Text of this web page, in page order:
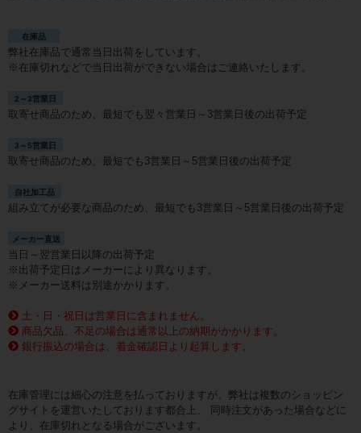
在庫品
弊社在庫品で通常当日出荷をしています。
※在庫切れなどで当日出荷ができない場合はご連絡いたします。
2～3営業日
取寄せ商品のため、最短でも翌々営業日～3営業日後の出荷予定
3～5営業日
取寄せ商品のため、最短でも3営業日～5営業日後の出荷予定
自社加工品
組み立てが必要な商品のため、最短でも3営業日～5営業日後の出荷予定
メーカー直送
当日～翌営業日以降の出荷予定
※出荷予定日はメーカーにより異なります。
※メーカー送料は別途かかります。
土・日・祝日は営業日に含まれません。
商品欠品、不足の場合は通常以上の納期がかかります。
銀行振込の場合は、着金確認日より起算します。
在庫管理には細心の注意を払っておりますが、弊社は複数のショッピン
グサイトを運営いたしております都合上、 同時注文があった場合などに
より、在庫切れとなる場合がございます。